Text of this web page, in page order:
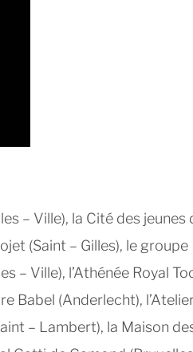
– Ville), la Cité des jeunes
(Saint – Gilles), le groupe
– Ville), l’Athénée Royal
Babel (Anderlecht),
– Lambert), la Maison